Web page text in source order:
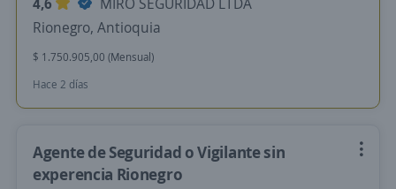
Rionegro, Antioquia
$ 1.750.905,00 (Mensual)
Hace 2 días
Agente de Seguridad o Vigilante sin
experencia Rionegro